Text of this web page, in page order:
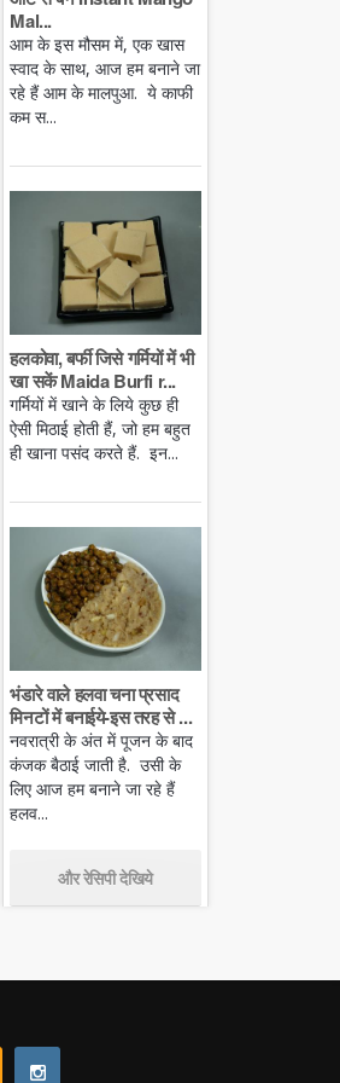
Mal...
आम के इस मौसम में, एक खास
स्वाद के साथ, आज हम बनाने जा
रहे हैं आम के मालपुआ. ये काफी
कम स...
हलकोवा, बर्फी जिसे गर्मियों में भी
खा सकें Maida Burfi r...
गर्मियों में खाने के लिये कुछ ही
ऐसी मिठाई होती हैं, जो हम बहुत
ही खाना पसंद करते हैं. इन...
भंडारे वाले हलवा चना प्रसाद
मिनटों में बनाईये-इस तरह से ...
नवरात्री के अंत में पूजन के बाद
कंजक बैठाई जाती है. उसी के
लिए आज हम बनाने जा रहे हैं
हलव...
और रेसिपी देखिये